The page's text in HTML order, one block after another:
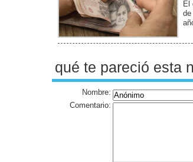
El
qué te pareció esta
Nombre:
Comentario: